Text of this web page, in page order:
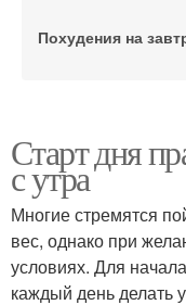
Похудения на
Ходьба для
Бег для тела
Старт дня
с утра
Многие стремятся
вес, однако при
условиях. Для
каждый день делать